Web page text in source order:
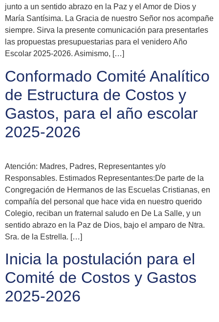
junto a un sentido abrazo en la Paz y el Amor de Dios y
María Santísima. La Gracia de nuestro Señor nos acompañe
siempre. Sirva la presente comunicación para presentarles
las propuestas presupuestarias para el venidero Año
Escolar 2025-2026. Asimismo, […]
Conformado Comité Analítico
de Estructura de Costos y
Gastos, para el año escolar
2025-2026
Atención: Madres, Padres, Representantes y/o
Responsables. Estimados Representantes:De parte de la
Congregación de Hermanos de las Escuelas Cristianas, en
compañía del personal que hace vida en nuestro querido
Colegio, reciban un fraternal saludo en De La Salle, y un
sentido abrazo en la Paz de Dios, bajo el amparo de Ntra.
Sra. de la Estrella. […]
Inicia la postulación para el
Comité de Costos y Gastos
2025-2026